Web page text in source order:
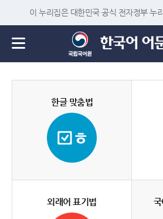
이 누리집은 대한민국 공식 전자정부 누
한글 맞춤법
외래어 표기법